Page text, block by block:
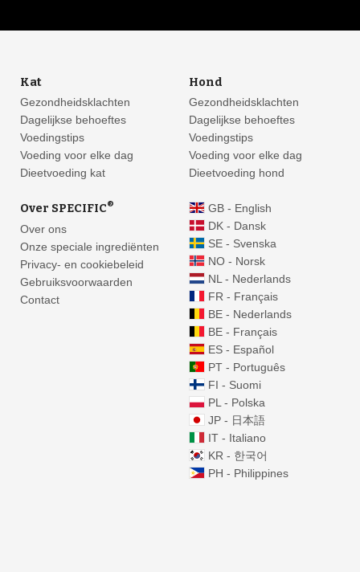
Kat
Gezondheidsklachten
Dagelijkse behoeftes
Voedingstips
Voeding voor elke dag
Dieetvoeding kat
Hond
Gezondheidsklachten
Dagelijkse behoeftes
Voedingstips
Voeding voor elke dag
Dieetvoeding hond
Over SPECIFIC®
Over ons
Onze speciale ingrediënten
Privacy- en cookiebeleid
Gebruiksvoorwaarden
Contact
GB - English
DK - Dansk
SE - Svenska
NO - Norsk
NL - Nederlands
FR - Français
BE - Nederlands
BE - Français
ES - Español
PT - Português
FI - Suomi
PL - Polska
JP - 日本語
IT - Italiano
KR - 한국어
PH - Philippines